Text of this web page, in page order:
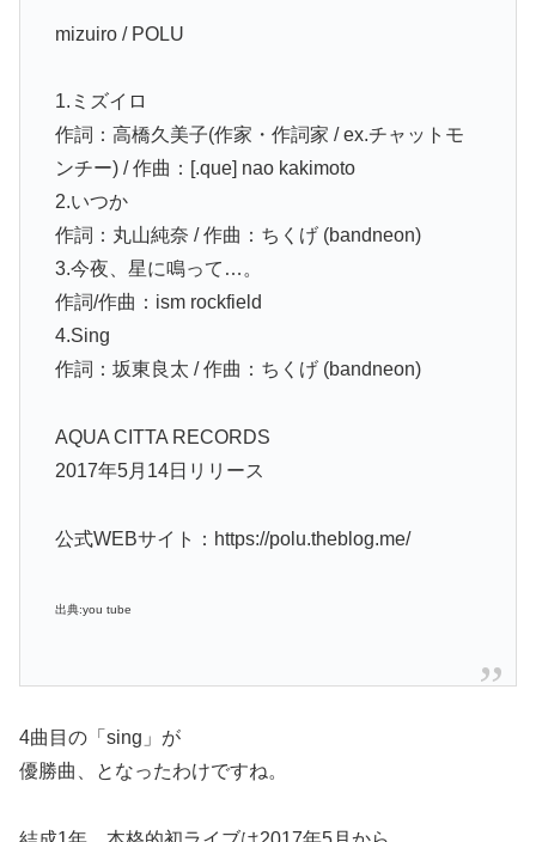
mizuiro / POLU
1.ミズイロ
作詞：高橋久美子(作家・作詞家 / ex.チャットモ
ンチー) / 作曲：[.que] nao kakimoto
2.いつか
作詞：丸山純奈 / 作曲：ちくげ (bandneon)
3.今夜、星に鳴って…。
作詞/作曲：ism rockfield
4.Sing
作詞：坂東良太 / 作曲：ちくげ (bandneon)
AQUA CITTA RECORDS
2017年5月14日リリース
公式WEBサイト：https://polu.theblog.me/
出典:you tube
4曲目の「sing」が
優勝曲、となったわけですね。